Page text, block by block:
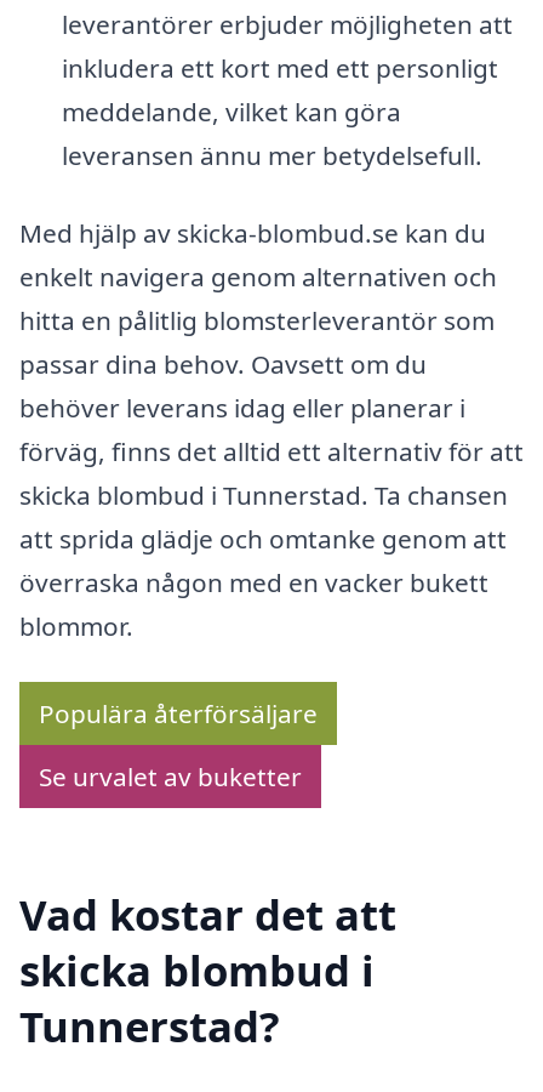
leverantörer erbjuder möjligheten att
inkludera ett kort med ett personligt
meddelande, vilket kan göra
leveransen ännu mer betydelsefull.
Med hjälp av skicka-blombud.se kan du
enkelt navigera genom alternativen och
hitta en pålitlig blomsterleverantör som
passar dina behov. Oavsett om du
behöver leverans idag eller planerar i
förväg, finns det alltid ett alternativ för att
skicka blombud i Tunnerstad. Ta chansen
att sprida glädje och omtanke genom att
överraska någon med en vacker bukett
blommor.
Populära återförsäljare
Se urvalet av buketter
Vad kostar det att
skicka blombud i
Tunnerstad?